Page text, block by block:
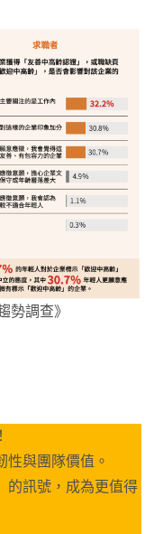
勢調查》
性與團隊價值。
的訊號，成為更值得